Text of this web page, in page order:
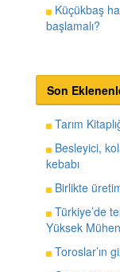
Küçükbaş
başlamalı?
Son
Tarım
Besleyici,
kebabı
Birlikte
Türkiye’de
Yüksek
Toroslar’ın